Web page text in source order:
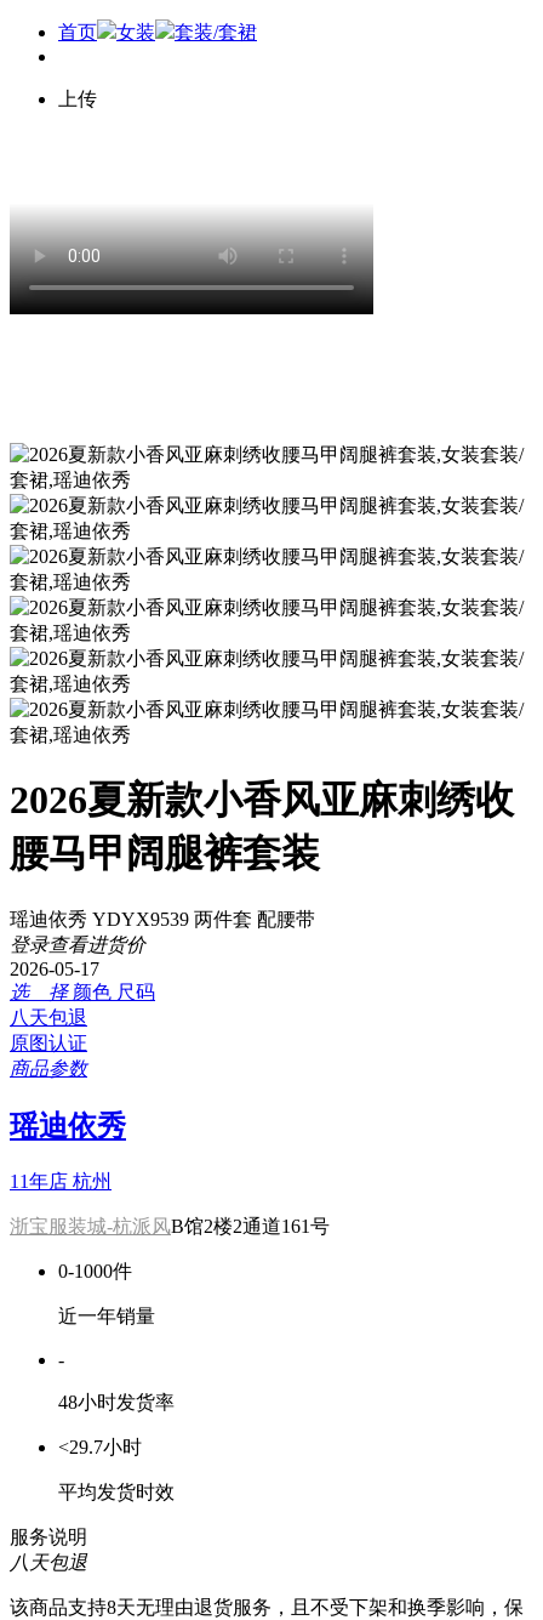
首页 女装 套装/套裙
上传
2026夏新款小香风亚麻刺绣收
腰马甲阔腿裤套装
瑶迪依秀 YDYX9539 两件套 配腰带
登录查看进货价
2026-05-17
选 择 颜色 尺码
八天包退
原图认证
商品参数
瑶迪依秀
11年店 杭州
浙宝服装城-杭派风B馆2楼2通道161号
0-1000件
近一年销量
-
48小时发货率
<29.7小时
平均发货时效
服务说明
八天包退
该商品支持8天无理由退货服务，且不受下架和换季影响，保